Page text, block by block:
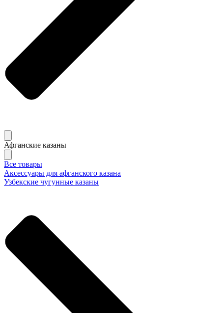
Афганские казаны
Все товары
Аксессуары для афганского казана
Узбекские чугунные казаны